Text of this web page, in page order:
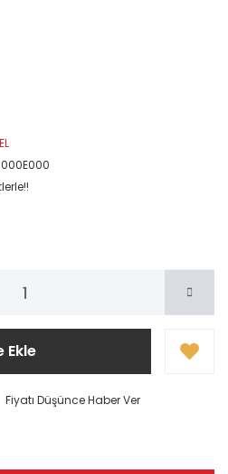
Ekle
Fiyatı Düşünce Haber Ver